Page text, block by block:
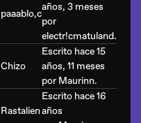
paaablo,c
años, 3 meses
por
electr!cmatuland.
Chizo
Escrito hace 15
años, 11 meses
por Maurinn.
Rastalien
Escrito hace 16
años